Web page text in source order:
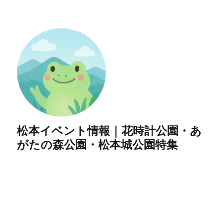
松本イベント情報｜花時計公園・あ
がたの森公園・松本城公園特集